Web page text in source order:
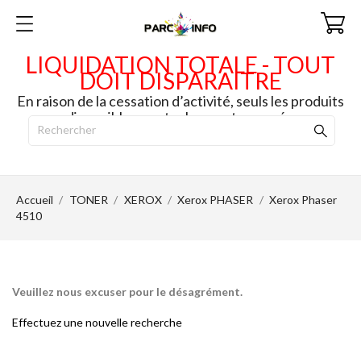
LIQUIDATION TOTALE - TOUT
DOIT DISPARAITRE
En raison de la cessation d’activité, seuls les produits
disponibles en stock seront envoyés.
Accueil TONER XEROX Xerox PHASER
Xerox Phaser
4510
Veuillez nous excuser pour le désagrément.
Effectuez une nouvelle recherche